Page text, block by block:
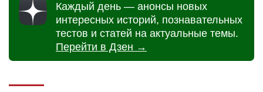
Каждый день — анонсы новых
интересных историй, познавательных
тестов и статей на актуальные темы.
Перейти в Дзен →